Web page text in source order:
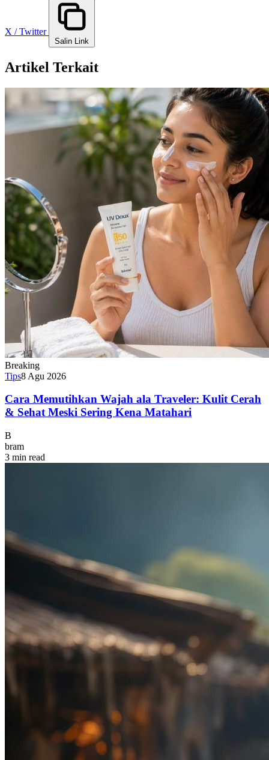
X / Twitter
Salin Link
Artikel Terkait
Breaking
Tips8 Agu 2026
Cara Memutihkan Wajah ala Traveler: Kulit Cerah
& Sehat Meski Sering Kena Matahari
B
bram
3 min read